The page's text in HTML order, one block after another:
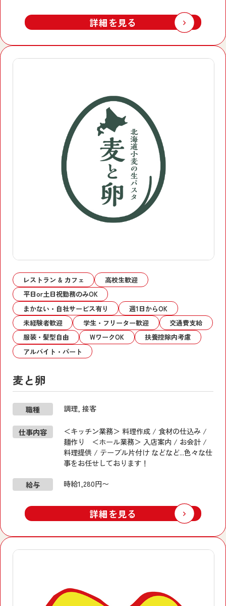
詳細を見る
レストラン & カフェ
高校生歓迎
平日or土日祝勤務のみOK
まかない・自社サービス有り
週1日からOK
未経験者歓迎
学生・フリーター歓迎
交通費支給
服装・髪型自由
WワークOK
扶養控除内考慮
アルバイト・パート
麦と卵
職種 調理, 接客
仕事内容
＜キッチン業務＞ 料理作成 / 食材の仕込み /
麺作り ＜ホール業務＞ 入店案内 / お会計 /
料理提供 / テーブル片付け などなど...色々な仕
事をお任せしております！
給与 時給1,280円〜
詳細を見る